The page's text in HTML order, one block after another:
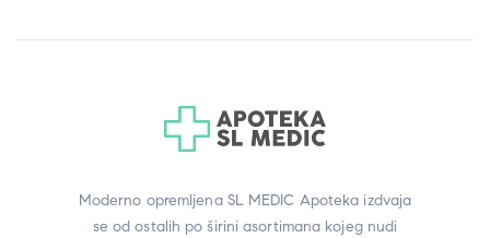
Moderno opremljena SL MEDIC Apoteka izdvaja
se od ostalih po širini asortimana kojeg nudi